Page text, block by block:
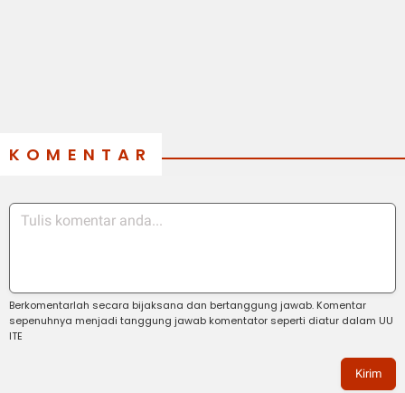
KOMENTAR
Berkomentarlah secara bijaksana dan bertanggung jawab. Komentar
sepenuhnya menjadi tanggung jawab komentator seperti diatur dalam UU
ITE
Kirim